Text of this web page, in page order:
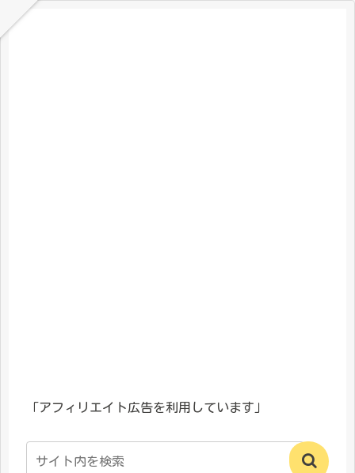
「アフィリエイト広告を利用しています」